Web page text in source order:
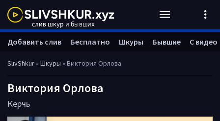
SlivShkur» Шкуры » Виктория Орлова
Виктория Орлова
Керчь
Добавить слив Бесплатно Шкуры Бывшие С видео